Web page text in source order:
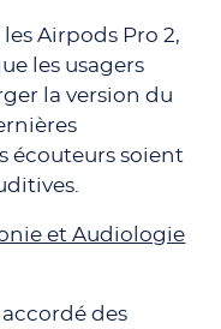
Airpods Pro 2,
les usagers
la version du
écouteurs soient
et Audiologie
des